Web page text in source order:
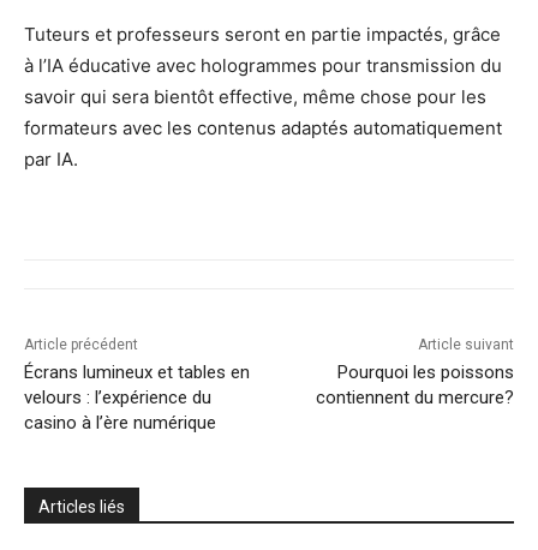
Tuteurs et professeurs seront en partie impactés, grâce
à l’IA éducative avec hologrammes pour transmission du
savoir qui sera bientôt effective, même chose pour les
formateurs avec les contenus adaptés automatiquement
par IA.
Article précédent
Écrans lumineux et tables en
velours : l’expérience du
casino à l’ère numérique
Article suivant
Pourquoi les poissons
contiennent du mercure?
Articles liés